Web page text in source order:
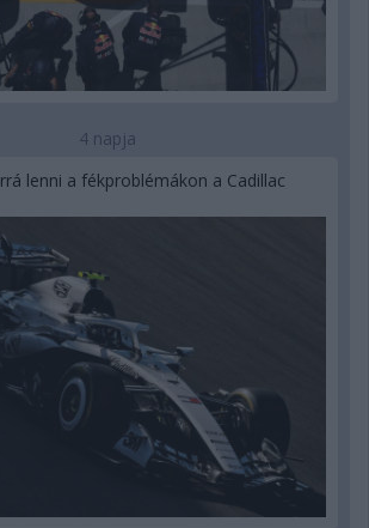
4 napja
lenni a fékproblémákon a Cadillac